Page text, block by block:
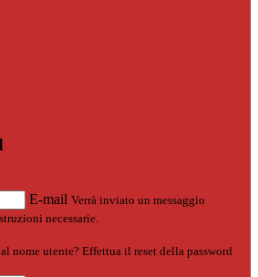
E-mail Verrà inviato un messaggio
necessarie.
nome utente? Effettua il reset della password